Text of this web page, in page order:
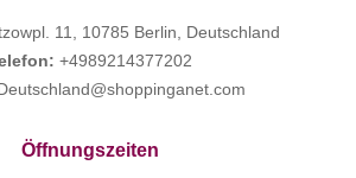
11, 10785 Berlin, Deutschland
+4989214377202
Öffnungszeiten